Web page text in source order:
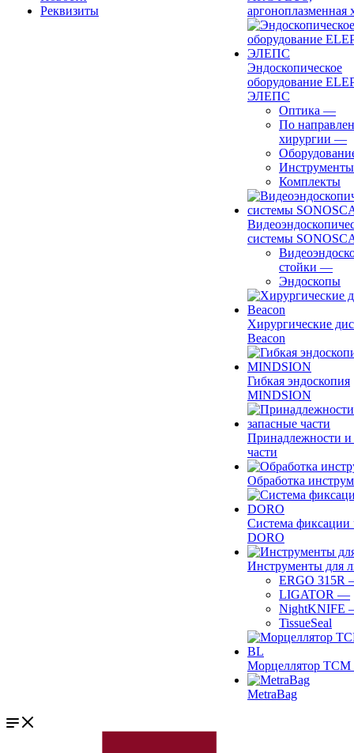
Реквизиты
аргоноплазменная
Эндоскопическое
оборудование
ЭЛЕПС
Оптика —
По
хирургии —
Инструменты
Комплекты
системы
стойки —
Эндоскопы
Хирургические
Beacon
Гибкая эндоскопия
MINDSION
Принадлежности и
части
Обработка
Система фиксации
DORO
Инструменты для
ERGO 315R
LIGATOR —
NightKNIFE
TissueSeal
Морцеллятор ТСМ
MetraBag